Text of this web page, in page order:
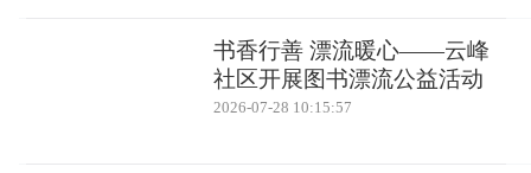
书香行善 漂流暖心——云峰
社区开展图书漂流公益活动
2026-07-28 10:15:57